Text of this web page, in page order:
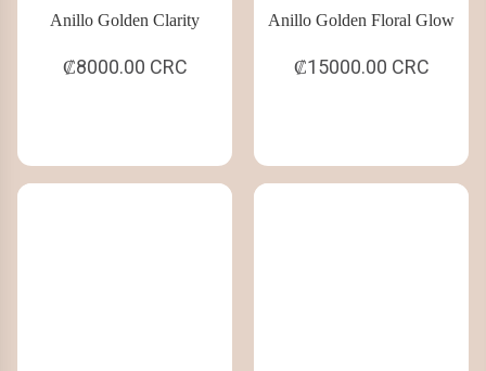
Anillo Golden Clarity
₡8000.00 CRC
Anillo Golden Floral Glow
₡15000.00 CRC